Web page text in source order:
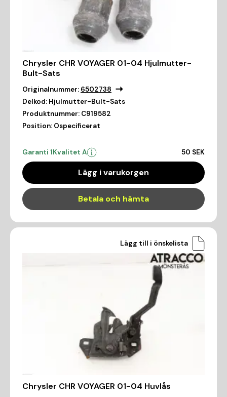
Chrysler CHR VOYAGER 01-04 Hjulmutter-
Bult-Sats
Originalnummer: 6502738
Delkod: Hjulmutter-Bult-Sats
Produktnummer: C919582
Position: Ospecificerat
Garanti 1Kvalitet A 50 SEK
Lägg i varukorgen
Betala och hämta
Lägg till i önskelista
Chrysler CHR VOYAGER 01-04 Huvlås